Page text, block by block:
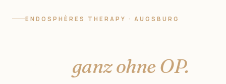
ENDOSPHÈRES THERAPY · AUGSBURG
ganz ohne OP.